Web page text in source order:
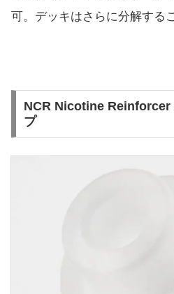
可。デッキはさらに分解する
NCR Nicotine Reinforcer
プ